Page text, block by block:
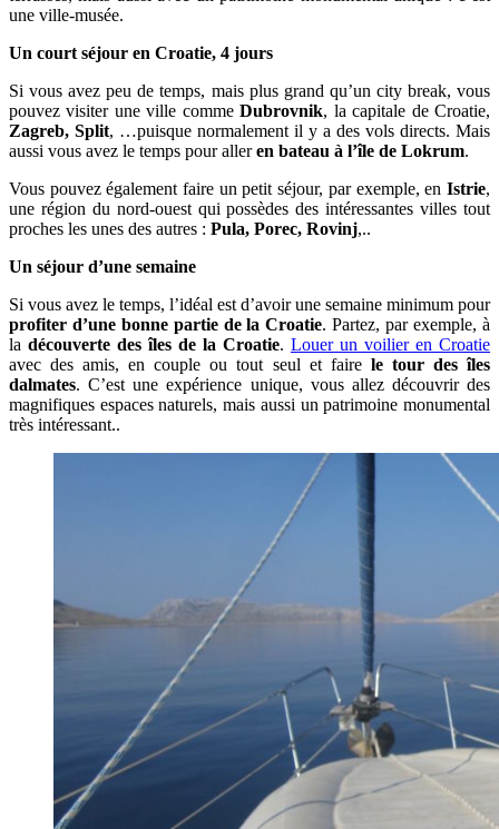
une ville-musée.
Un court séjour en Croatie, 4 jours
Si vous avez peu de temps, mais plus grand qu’un city break, vous
pouvez visiter une ville commeDubrovnik, la capitale de Croatie,
Zagreb, Split, …puisque normalement il y a des vols directs. Mais
aussi vous avez le temps pour alleren bateau à l’île de Lokrum.
Vous pouvez également faire un petit séjour, par exemple, en Istrie,
une région du nord-ouest qui possèdes des intéressantes villes tout
proches les unes des autres : Pula, Porec, Rovinj,..
Un séjour d’une semaine
Si vous avez le temps, l’idéal est d’avoir une semaine minimum pour
profiter d’une bonne partie de la Croatie. Partez, par exemple, à
la découverte des îles de la Croatie. Louer un voilier en Croatie
avec des amis, en couple ou tout seul et faire le tour des îles
dalmates. C’est une expérience unique, vous allez découvrir des
magnifiques espaces naturels, mais aussi un patrimoine monumental
très intéressant..